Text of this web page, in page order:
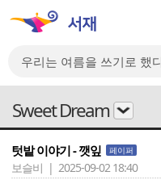
Sweet Dream
텃밭 이야기 - 깻잎 페이퍼
보슬비 | 2025-09-02 18:40